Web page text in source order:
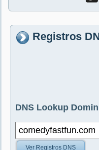
Registros
DNS Lookup
Ver Registros DNS